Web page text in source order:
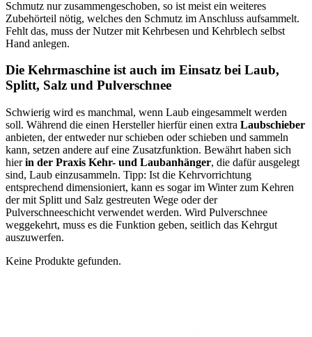
Schmutz nur zusammengeschoben, so ist meist ein weiteres
Zubehörteil nötig, welches den Schmutz im Anschluss aufsammelt.
Fehlt das, muss der Nutzer mit Kehrbesen und Kehrblech selbst
Hand anlegen.
Die Kehrmaschine ist auch im Einsatz bei Laub,
Splitt, Salz und Pulverschnee
Schwierig wird es manchmal, wenn Laub eingesammelt werden
soll. Während die einen Hersteller hierfür einen extra Laubschieber
anbieten, der entweder nur schieben oder schieben und sammeln
kann, setzen andere auf eine Zusatzfunktion. Bewährt haben sich
hierin der Praxis Kehr- und Laubanhänger, die dafür ausgelegt
sind, Laub einzusammeln. Tipp: Ist die Kehrvorrichtung
entsprechend dimensioniert, kann es sogar im Winter zum Kehren
der mit Splitt und Salz gestreuten Wege oder der
Pulverschneeschicht verwendet werden. Wird Pulverschnee
weggekehrt, muss es die Funktion geben, seitlich das Kehrgut
auszuwerfen.
Keine Produkte gefunden.